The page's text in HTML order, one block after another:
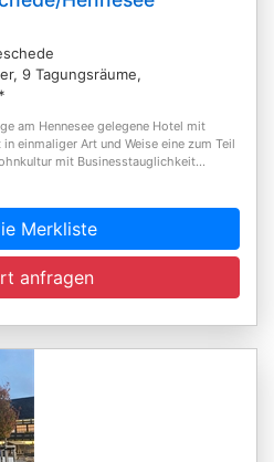
9 Tagungsräume,
am Hennesee gelegene Hotel mit
einmaliger Art und Weise eine zum Teil
mit Businesstauglichkeit...
Merkliste
anfragen